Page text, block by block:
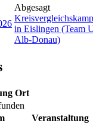
Abgesagt
in Eislingen (Team
Alb-Donau)
Ort
Veranstaltung